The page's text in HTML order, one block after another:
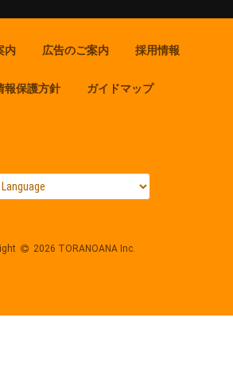
内 広告のご案内 採用情報
報保護方針 ガイドマップ
2026 TORANOANA Inc.